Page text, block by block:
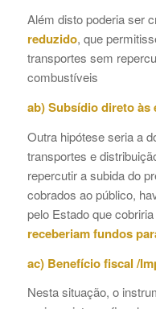
Além disto poderia ser
reduzido, que
transportes sem
combustíveis
ab) Subsídio direto às
Outra hipótese seria a
transportes e
repercutir a subida do
cobrados ao público,
pelo Estado que
receberiam fundos
ac) Benefício fiscal /
Nesta situação, o